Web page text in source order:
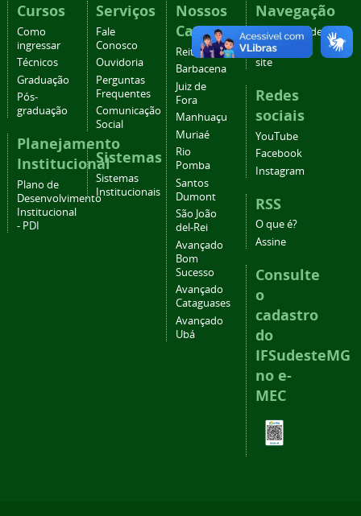
Cursos
Como
ingressar
Técnicos
Graduação
Pós-
graduação
Planejamento
Institucional
Plano de
Desenvolvimento
Institucional
- PDI
Serviços
Fale
Conosco
Ouvidoria
Perguntas
Frequentes
Comunicação
Social
Sistemas
Sistemas
Institucionais
Nossos
Campi
Reitoria
Barbacena
Juiz de
Fora
Manhuaçu
Muriaé
Rio
Pomba
Santos
Dumont
São João
del-Rei
Avançado
Bom
Sucesso
Avançado
Cataguases
Avançado
Ubá
Navegação
Acessibilidade
Mapa do
site
Redes
sociais
YouTube
Facebook
Instagram
RSS
O que é?
Assine
Consulte
o
cadastro
do
IFSudesteMG
no e-
MEC